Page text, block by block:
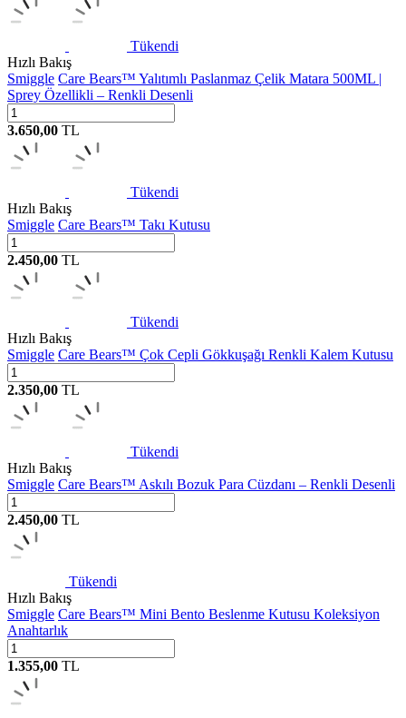
Tükendi
Hızlı Bakış
Smiggle Care Bears™ Yalıtımlı Paslanmaz Çelik Matara 500ML |
Sprey Özellikli – Renkli Desenli
3.650,00 TL
Tükendi
Hızlı Bakış
Smiggle Care Bears™ Takı Kutusu
2.450,00 TL
Tükendi
Hızlı Bakış
Smiggle Care Bears™ Çok Cepli Gökkuşağı Renkli Kalem Kutusu
2.350,00 TL
Tükendi
Hızlı Bakış
Smiggle Care Bears™ Askılı Bozuk Para Cüzdanı – Renkli Desenli
2.450,00 TL
Tükendi
Hızlı Bakış
Smiggle Care Bears™ Mini Bento Beslenme Kutusu Koleksiyon
Anahtarlık
1.355,00 TL